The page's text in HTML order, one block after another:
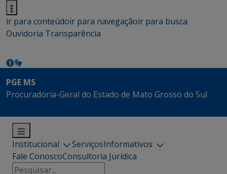
ir para conteúdoir para navegaçãoir para busca
Ouvidoria Transparência
PGE MS
Procuradoria-Geral do Estado de Mato Grosso do Sul
Institucional ServiçosInformativos
Fale ConoscoConsultoria Jurídica
Pesquisar